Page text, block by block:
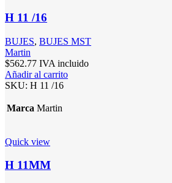
H 11 /16
BUJES, BUJES MST
Martin
$562.77 IVA incluido
Añadir al carrito
SKU: H 11 /16
Marca Martin
Quick view
H 11MM